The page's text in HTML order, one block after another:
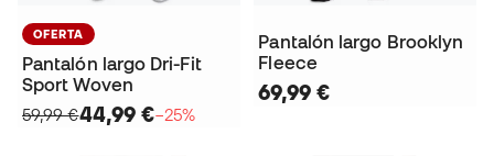
OFERTA
Pantalón largo Dri-Fit
Sport Woven
59,99 €44,99 €−25%
Pantalón largo Brooklyn
Fleece
69,99 €